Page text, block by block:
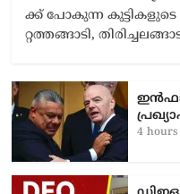
ക്ക് പോ​കു​ന്ന
റ്റ​ത്ത​ങ്ങാ​ടി,
4 hours